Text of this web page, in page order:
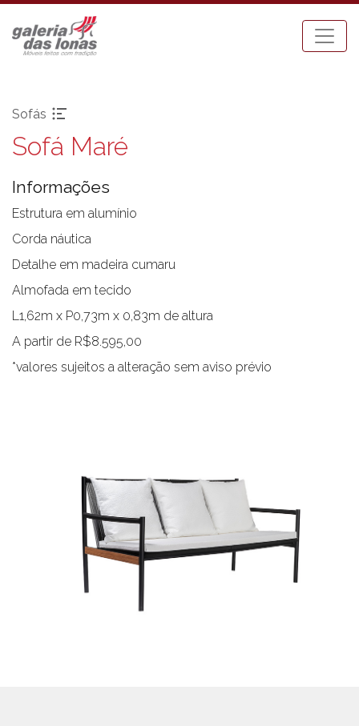
Sofás
Pronta-entrega
Aparadores
Balanços
Bancos
Cadeiras sem braço
Chaises
Carro Bar
Sofás
Sofá Maré
Informações
Estrutura em alumínio
Corda náutica
Detalhe em madeira cumaru
Almofada em tecido
L1,62m x P0,73m x 0,83m de altura
A partir de R$8.595,00
*valores sujeitos a alteração sem aviso prévio